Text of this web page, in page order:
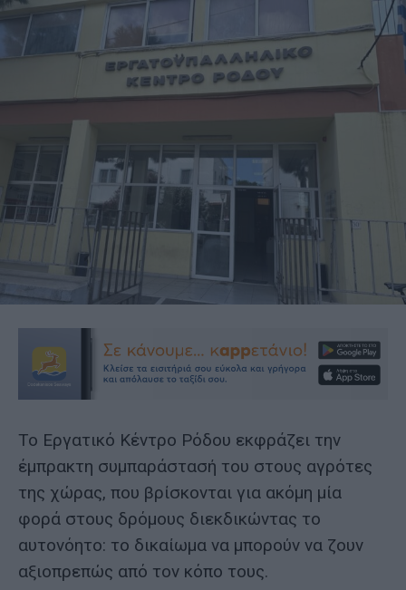
Το Εργατικό Κέντρο Ρόδου εκφράζει την
έμπρακτη συμπαράστασή του στους αγρότες
της χώρας, που βρίσκονται για ακόμη μία
φορά στους δρόμους διεκδικώντας το
αυτονόητο: το δικαίωμα να μπορούν να ζουν
αξιοπρεπώς από τον κόπο τους.